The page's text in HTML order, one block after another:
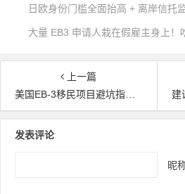
上一篇
美国EB-3移民项目避坑指南！
建
文章导航
发表评论
昵